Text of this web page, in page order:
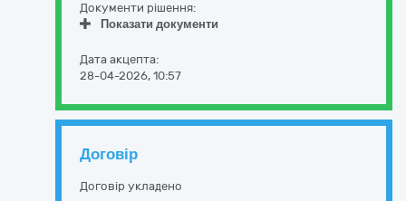
Документи рішення:
Показати документи
Дата акцепта:
28-04-2026, 10:57
Договір
Договір укладено